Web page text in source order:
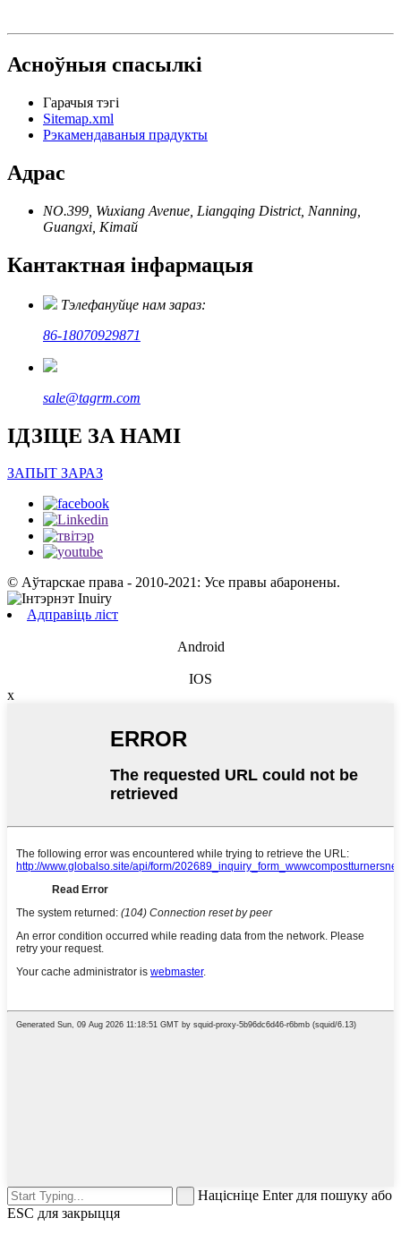
Асноўныя спасылкі
Гарачыя тэгі
Sitemap.xml
Рэкамендаваныя прадукты
Адрас
NO.399, Wuxiang Avenue, Liangqing District, Nanning,
Guangxi, Кітай
Кантактная інфармацыя
Тэлефануйце нам зараз:
86-18070929871
sale@tagrm.com
ІДЗІЦЕ ЗА НАМІ
ЗАПЫТ ЗАРАЗ
© Аўтарскае права - 2010-2021: Усе правы абаронены.
Адправіць ліст
Android
IOS
x
Націсніце Enter для пошуку або
ESC для закрыцця